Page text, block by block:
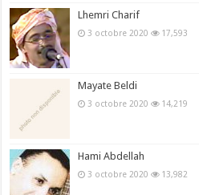
Lhemri Charif
3 octobre 2020 17,593
Mayate Beldi
3 octobre 2020 14,219
Hami Abdellah
3 octobre 2020 13,982